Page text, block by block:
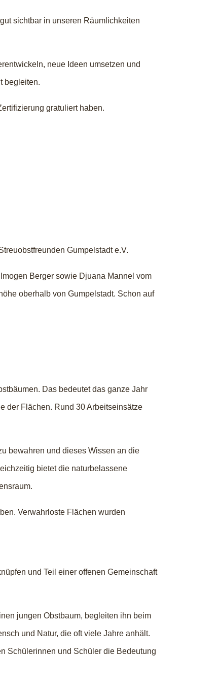
sichtbar in unseren Räumlichkeiten
neue Ideen umsetzen und
begleiten.
gratuliert haben.
Gumpelstadt e.V.
Berger sowie Djuana Mannel vom
oberhalb von Gumpelstadt. Schon auf
Das bedeutet das ganze Jahr
der Flächen. Rund 30 Arbeitseinsätze
bewahren und dieses Wissen an die
bietet die naturbelassene
Verwahrloste Flächen wurden
und Teil einer offenen Gemeinschaft
jungen Obstbaum, begleiten ihn beim
und Natur, die oft viele Jahre anhält.
Schülerinnen und Schüler die Bedeutung